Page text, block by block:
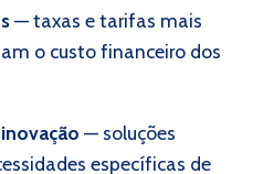
— taxas e tarifas mais
o custo financeiro dos
— soluções
específicas de